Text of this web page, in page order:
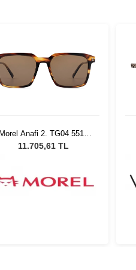
Vycoz Ecowire-Pin Roro
GRY 46-22 51525
0,00 TL